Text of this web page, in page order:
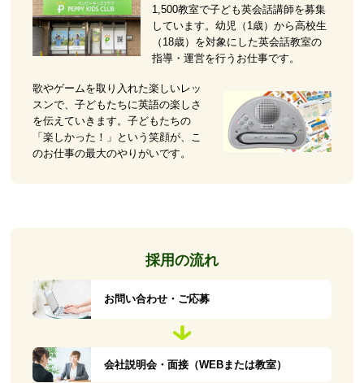
1,500教室で子ども英会話講師を募集
しています。幼児（1歳）から高校生
（18歳）を対象にした英会話教室の
指導・運営を行うお仕事です。
歌やゲームを取り入れた楽しいレッ
スンで、子どもたちに英語の楽しさ
を伝えていきます。子どもたちの
「楽しかった！」という笑顔が、こ
のお仕事の最大のやりがいです。
採用の流れ
お問い合わせ・ご応募
会社説明会・面接（WEBまたは教室）